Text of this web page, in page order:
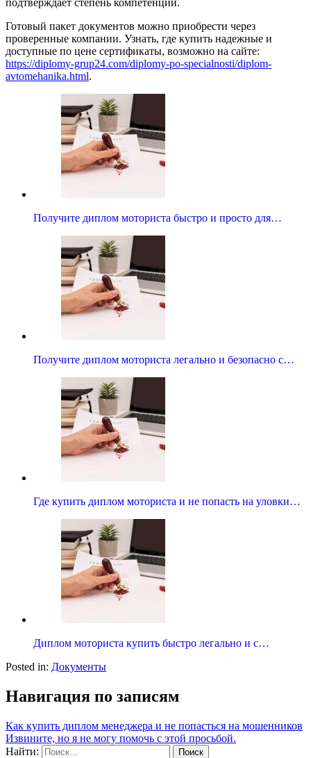
подтверждает степень компетенции.
Готовый пакет документов можно приобрести через
проверенные компании. Узнать, где купить надежные и
доступные по цене сертификаты, возможно на сайте:
https://diplomy-grup24.com/diplomy-po-specialnosti/diplom-
avtomehanika.html.
Получите диплом моториста быстро и просто для…
Получите диплом моториста легально и безопасно с…
Где купить диплом моториста и не попасть на уловки…
Диплом моториста купить быстро легально и с…
Posted in: Документы
Навигация по записям
Как купить диплом менеджера и не попасться на мошенников
Извините, но я не могу помочь с этой просьбой.
Найти: